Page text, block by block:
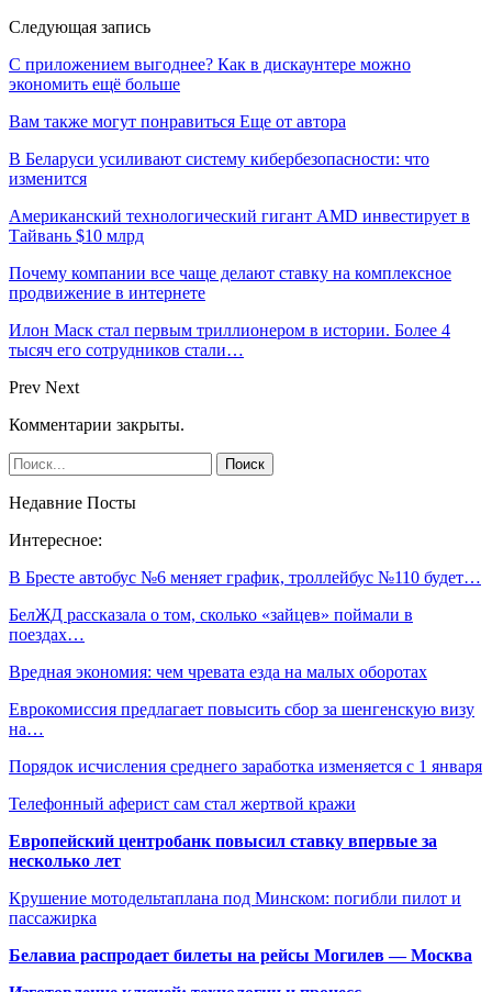
Следующая запись
С приложением выгоднее? Как в дискаунтере можно
экономить ещё больше
Вам также могут понравиться Еще от автора
В Беларуси усиливают систему кибербезопасности: что
изменится
Американский технологический гигант AMD инвестирует в
Тайвань $10 млрд
Почему компании все чаще делают ставку на комплексное
продвижение в интернете
Илон Маск стал первым триллионером в истории. Более 4
тысяч его сотрудников стали…
Prev Next
Комментарии закрыты.
Недавние Посты
Интересное:
В Бресте автобус №6 меняет график, троллейбус №110 будет…
БелЖД рассказала о том, сколько «зайцев» поймали в
поездах…
Вредная экономия: чем чревата езда на малых оборотах
Еврокомиссия предлагает повысить сбор за шенгенскую визу
на…
Порядок исчисления среднего заработка изменяется с 1 января
Телефонный аферист сам стал жертвой кражи
Европейский центробанк повысил ставку впервые за
несколько лет
Крушение мотодельтаплана под Минском: погибли пилот и
пассажирка
Белавиа распродает билеты на рейсы Могилев — Москва